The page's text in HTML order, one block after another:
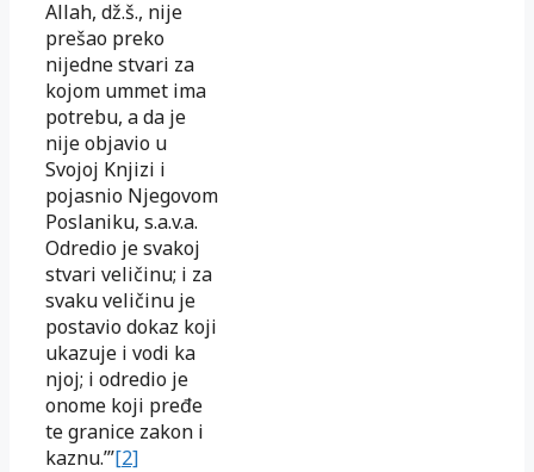
Allah, dž.š., nije
prešao preko
nijedne stvari za
kojom ummet ima
potrebu, a da je
nije objavio u
Svojoj Knjizi i
pojasnio Njegovom
Poslaniku, s.a.v.a.
Odredio je svakoj
stvari veličinu; i za
svaku veličinu je
postavio dokaz koji
ukazuje i vodi ka
njoj; i odredio je
onome koji pređe
te granice zakon i
kaznu.’”[2]